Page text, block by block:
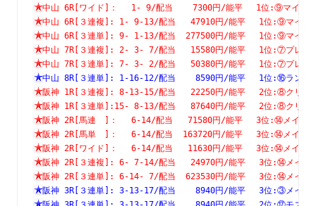
中山 6R[ワイド]：　 1- 9/配当    7300円/能平　
中山 6R[３連複]: 1- 9-13/配当   47910円/能平　
中山 6R[３連単]: 9- 1-13/配当  277500円/能平　
中山 7R[３連複]: 2- 3- 7/配当   15580円/能平　 1位:⑦プレシャ
中山 7R[３連単]: 7- 3- 2/配当   50380円/能平　 1位:⑦プレシャ
中山 8R[３連単]: 1-16-12/配当    8590円/能
阪神 1R[３連複]: 8-13-15/配当   22250円/能平　 2位
阪神 1R[３連単]:15- 8-13/配当   87640円/能平　 2位
阪神 2R[馬連　]：　 6-14/配当   71580円/能平　 3
阪神 2R[馬単　]：　 6-14/配当  163720円/能平　 3
阪神 2R[ワイド]：　 6-14/配当   11630円/能平　 3
阪神 2R[３連複]: 6- 7-14/配当   24970円/能平　 3
阪神 2R[３連単]: 6-14- 7/配当  623530円/能平　 3
阪神 3R[３連単]: 3-13-17/配当    8940円/能平　 3位